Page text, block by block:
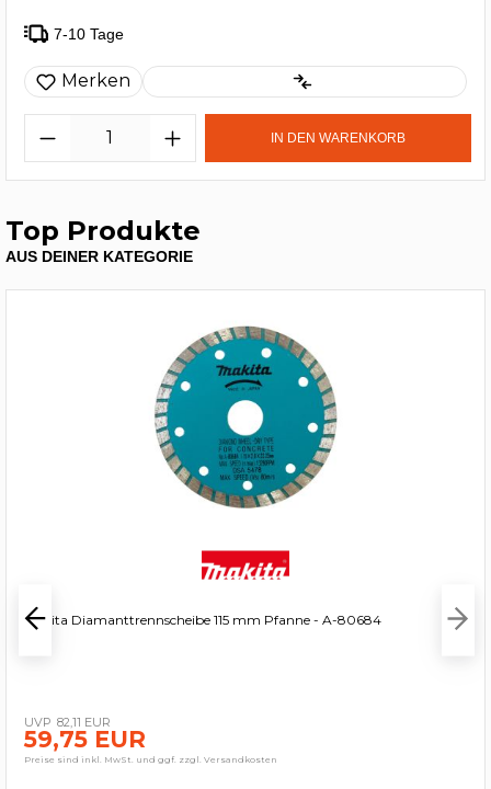
7-10 Tage
Merken
IN DEN WARENKORB
Top Produkte
AUS DEINER KATEGORIE
Makita Diamanttrennscheibe 115 mm Pfanne - A-80684
82,11 EUR
59,75 EUR
Preise sind inkl. MwSt. und ggf. zzgl. Versandkosten